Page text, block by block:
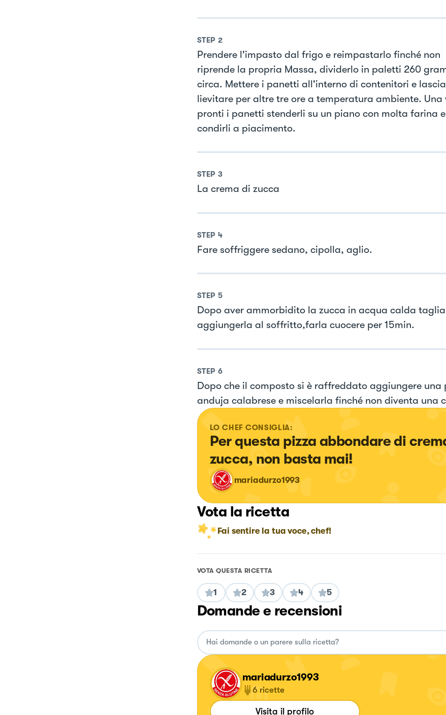
STEP 2
Prendere l'impasto dal frigo e reimpastarlo finché non
riprende la propria Massa, dividerlo in paletti 260
circa. Mettere i panetti all'interno di contenitori e
lievitare per altre tre ore a temperatura ambiente. Una
pronti i panetti stenderli su un piano con molta farina e
condirli a piacimento.
STEP 3
La crema di zucca
STEP 4
Fare soffriggere sedano, cipolla, aglio.
STEP 5
Dopo aver ammorbidito la zucca in acqua calda
aggiungerla al soffritto,farla cuocere per 15min.
STEP 6
Dopo che il composto si è raffreddato aggiungere una
anduja calabrese e miscelarla finché non diventa una
LO CHEF CONSIGLIA:
Per questa pizza abbondare di
zucca, non basta mai!
mariadurzo1993
Vota la ricetta
Fai sentire la tua voce, chef!
VOTA QUESTA RICETTA
1 2 3 4 5
Domande e recensioni
mariadurzo1993
6 ricette
Visita il profilo